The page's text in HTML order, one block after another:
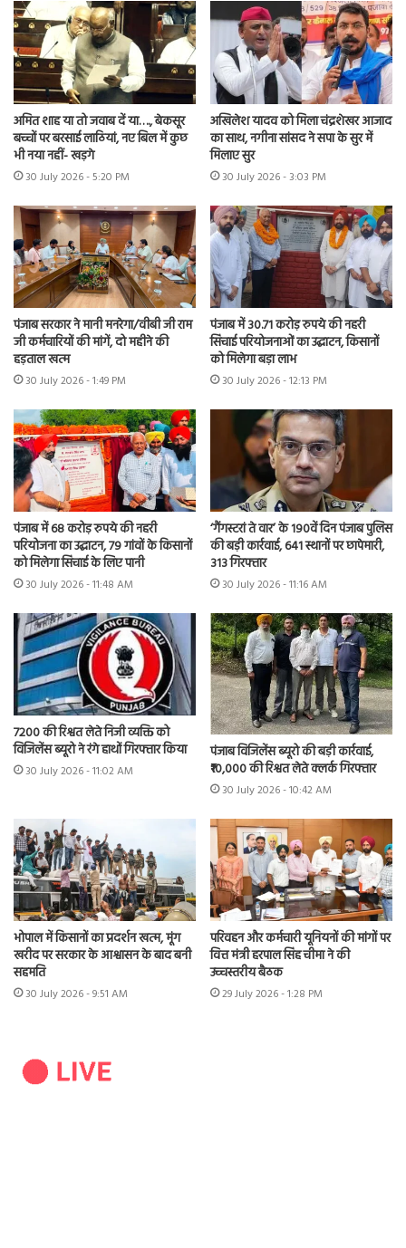
अमित शाह या तो जवाब दें या…., बेकसूर
बच्चों पर बरसाई लाठियां, नए बिल में कुछ
भी नया नहीं- खड़गे
30 July 2026 - 5:20 PM
अखिलेश यादव को मिला चंद्रशेखर आजाद
का साथ, नगीना सांसद ने सपा के सुर में
मिलाए सुर
30 July 2026 - 3:03 PM
पंजाब सरकार ने मानी मनरेगा/वीबी जी राम
जी कर्मचारियों की मांगें, दो महीने की
हड़ताल खत्म
30 July 2026 - 1:49 PM
पंजाब में 30.71 करोड़ रुपये की नहरी
सिंचाई परियोजनाओं का उद्घाटन, किसानों
को मिलेगा बड़ा लाभ
30 July 2026 - 12:13 PM
पंजाब में 68 करोड़ रुपये की नहरी
परियोजना का उद्घाटन, 79 गांवों के किसानों
को मिलेगा सिंचाई के लिए पानी
30 July 2026 - 11:48 AM
‘गैंगस्टरां ते वार’ के 190वें दिन पंजाब पुलिस
की बड़ी कार्रवाई, 641 स्थानों पर छापेमारी,
313 गिरफ्तार
30 July 2026 - 11:16 AM
7200 की रिश्वत लेते निजी व्यक्ति को
विजिलेंस ब्यूरो ने रंगे हाथों गिरफ्तार किया
30 July 2026 - 11:02 AM
पंजाब विजिलेंस ब्यूरो की बड़ी कार्रवाई,
₹10,000 की रिश्वत लेते क्लर्क गिरफ्तार
30 July 2026 - 10:42 AM
भोपाल में किसानों का प्रदर्शन खत्म, मूंग
खरीद पर सरकार के आश्वासन के बाद बनी
सहमति
30 July 2026 - 9:51 AM
परिवहन और कर्मचारी यूनियनों की मांगों पर
वित्त मंत्री हरपाल सिंह चीमा ने की
उच्चस्तरीय बैठक
29 July 2026 - 1:28 PM